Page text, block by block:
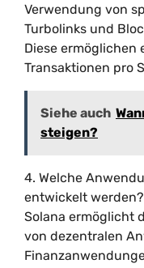
Verwendung von
Turbolinks und
Diese ermöglichen
Transaktionen pro
Siehe auch
steigen?
4. Welche
entwickelt werden?
Solana ermöglicht
von dezentralen